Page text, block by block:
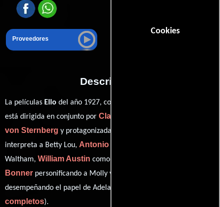
Cookies
Proveedores
Descripción
La películas Ello del año 1927, conocida originalmente como "
está dirigida en conjunto por Clarence G. Badger
von Sternberg y protagonizada por
interpreta a Betty Lou, Antonio Moreno
Waltham, William Austin como 'Monty' Montgomery,
Bonner personificando a Molly y
desempeñando el papel de Adela Van Norman (
completos).